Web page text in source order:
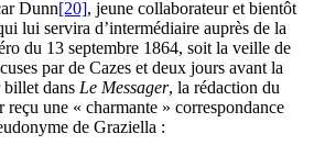
Dunn[20], jeune collaborateur et bientôt
lui servira d’intermédiaire auprès de la
du 13 septembre 1864, soit la veille de
par de Cazes et deux jours avant la
billet dans Le Messager, la rédaction du
une « charmante » correspondance
de Graziella :